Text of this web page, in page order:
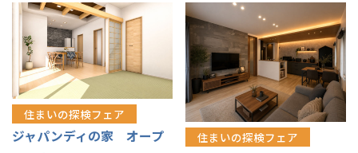
住まいの探検フェア
ジャパンディの家 オープ
住まいの探検フェア